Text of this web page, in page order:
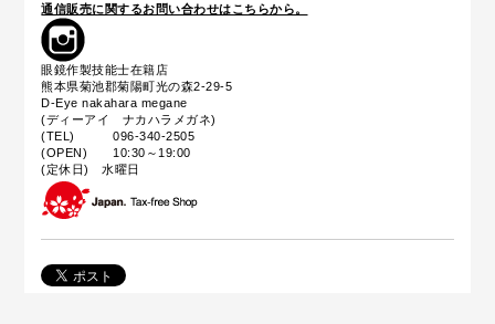
通信販売に関するお問い合わせはこちらから。
眼鏡作製技能士在籍店
熊本県菊池郡菊陽町光の森2-29-5
D-Eye nakahara megane
(ディーアイ ナカハラメガネ)
(TEL) 096-340-2505
(OPEN) 10:30～19:00
(定休日) 水曜日